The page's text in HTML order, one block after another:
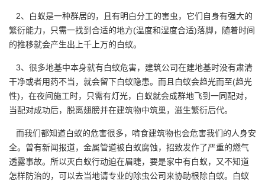
2、白蚁是一种群居的，且有明白分工的害虫，它们自身有强大的
繁衍能力，只需一找到合适的地方(温度和湿度合适)落脚，随着时间
的推移就会产生出上千上万的白蚁。
3、很多地基中本身就有白蚁危害，建筑公司在建地基时没有肃清
干净或者用药不当，就会留下白蚁隐患。而且白蚁会趋光而至(趋光
性)，在夜间施工时，只需有灯光，白蚁就会成群地飞到一同配对，
当配对成功后，脱离翅膀并在建筑物中筑巢，滋生繁衍后代。
而我们都知道白蚁的危害很多，啃食建筑物也会危害我们的人身安
全。曾有新闻报道，金属管道被白蚁腐蚀，招致发作了严重的燃气
透露事故。所以灭白蚁行动迫在眉睫，要是家中有白蚁，又不知道
怎样防治的，可以去当地请专业的除虫公司来协助根除白蚁。白蚁